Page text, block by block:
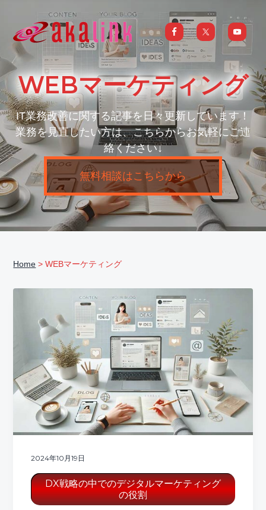
p
o
p
i
m
a
r
n
a
p
o
m
i
n
c
o
t
e
p
o
f
o
t
e
r
はじめてのAI、DXならアカリンク
の
発
展
と
共
に
DX/AI
推
進
を
行
い、
進
化
し
続
け
る
中
小
企
業
へ
ま
る
ご
ー
ト
WEBマーケティング
IT業務改善に関する記事を日々更新しています！
業務を見直したい方は、こちらからお気軽にご連
絡ください↓
無料相談はこちらから
Home > WEBマーケティング
2024年10月19日
DX戦略の中でのデジタルマーケティング
の役割